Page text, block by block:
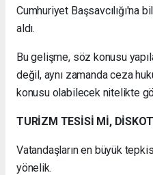
Cumhuriyet Başsavcılığı'na
aldı.
Bu gelişme, söz konusu
değil, aynı zamanda ceza
konusu olabilecek nitelikte
TURİZM TESİSİ Mİ,
Vatandaşların en büyük
yönelik.